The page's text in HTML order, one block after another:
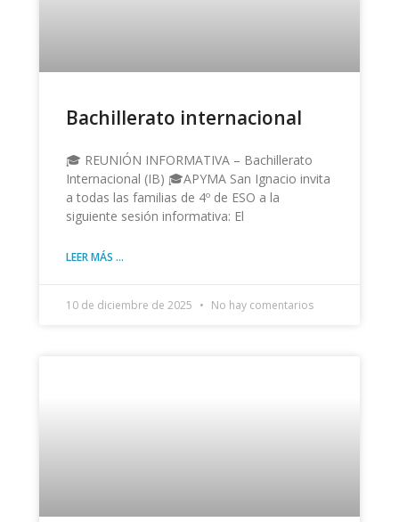
Bachillerato internacional
🎓 REUNIÓN INFORMATIVA – Bachillerato
Internacional (IB) 🎓APYMA San Ignacio invita
a todas las familias de 4º de ESO a la
siguiente sesión informativa: El
LEER MÁS ...
10 de diciembre de 2025 No hay comentarios